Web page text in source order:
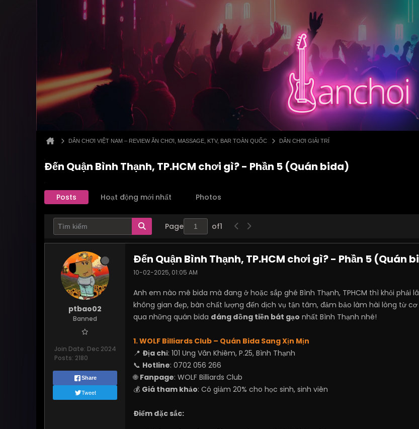
DÂN CHƠI VIỆT NAM – REVIEW ĂN CHƠI, MASSAGE, KTV, BAR TOÀN QUỐC DÂN CHƠI GIẢI TRÍ
Đến Quận Bình Thạnh, TP.HCM chơi gì? - Phần 5 (Quán bida)
Posts Hoạt động mới nhất Photos
Page of1
ptbao02
Banned
Join Date: Dec 2024
Posts: 2180
Share
Tweet
Đến Quận Bình Thạnh, TP.HCM chơi gì? - Phần 5 (Quán
10-02-2025, 01:05 AM
Anh em nào mê bida mà đang ở hoặc sắp ghé Bình Thạnh, TPHCM thì khỏi
không gian đẹp, bàn chất lượng đến dịch vụ tận tâm, đảm bảo làm hài lòng từ
qua những quán bida đáng đồng tiền bát gạo nhất Bình Thạnh nhé!
1. WOLF Billiards Club – Quán Bida Sang Xịn Mịn
📍 Địa chỉ: 101 Ung Văn Khiêm, P.25, Bình Thạnh
📞 Hotline: 0702 056 266
🌐 Fanpage: WOLF Billiards Club
💰 Giá tham khảo: Có giảm 20% cho học sinh, sinh viên
Điểm đặc sắc: